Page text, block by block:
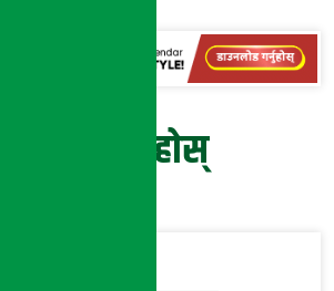
प्रतिक्रिया दिनुहोस्